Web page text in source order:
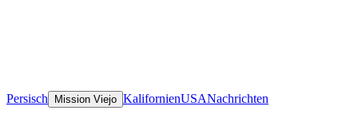
Persisch Mission Viejo KalifornienUSANachrichten